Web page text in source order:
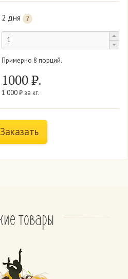
(кураги или чернослива).
масла, либо на основе
торты
коржи.
клубника, вишня;
ананас, персик.
фруктов.
2 дня ?
Примерно 8 порций.
1000₽.
1 000 ₽ за кг.
товары